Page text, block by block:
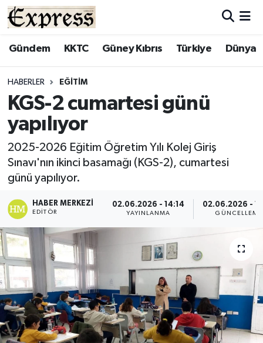
Gündem KKTC Güney Kıbrıs Türkiye Dünya
HABERLER EĞITIM
KGS-2 cumartesi günü
yapılıyor
2025-2026 Eğitim Öğretim Yılı Kolej Giriş
Sınavı'nın ikinci basamağı (KGS-2), cumartesi
günü yapılıyor.
HABER MERKEZI
EDITÖR
02.06.2026 - 14:14
YAYINLANMA
02.06.2026 -
GÜNCELLEME
ALAYKÖY
BİLİM
ÇATALKÖY
DÜNYA
ENGLISH
ESENTEPE
GAZİMAĞUSA
Hava Durumu
Süper Lig Puan Durumu ve Fikstür
Tüm Manşetler
Son Dakika Haberleri